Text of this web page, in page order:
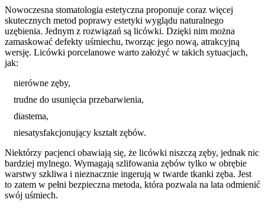
Nowoczesna stomatologia estetyczna proponuje coraz więcej
skutecznych metod poprawy estetyki wyglądu naturalnego
uzębienia. Jednym z rozwiązań są licówki. Dzięki nim można
zamaskować defekty uśmiechu, tworząc jego nową, atrakcyjną
wersję. Licówki porcelanowe warto założyć w takich sytuacjach,
jak:
nierówne zęby,
trudne do usunięcia przebarwienia,
diastema,
niesatysfakcjonujący kształt zębów.
Niektórzy pacjenci obawiają się, że licówki niszczą zęby, jednak nic
bardziej mylnego. Wymagają szlifowania zębów tylko w obrębie
warstwy szkliwa i nieznacznie ingerują w twarde tkanki zęba. Jest
to zatem w pełni bezpieczna metoda, która pozwala na lata odmienić
swój uśmiech.